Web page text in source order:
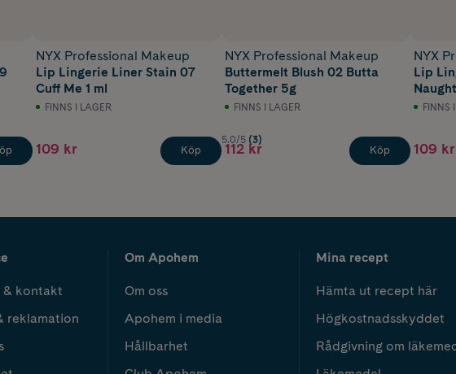
NYX Professional Makeup
Lip Lingerie Liner Stain 07
Cuff Me 1 ml
FINNS I LAGER
109 kr Köp
NYX Professional Makeup
Buttermelt Blush 02 Butta
Together 5g
FINNS I LAGER
5.0/5 (3)
112 kr Köp
NYX
Lip
FINNS
109 kr
& kontakt
reklamation
Om Apohem
Om oss
Apohem i media
Hållbarhet
Mina recept
Hämta ut recept här
Högkostnadsskyddet
Rådgivning om